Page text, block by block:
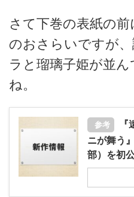
さて下巻の表紙の
のおさらいですが
ラと瑠璃子姫が並
ね。
参考
ニが舞う
部）を初